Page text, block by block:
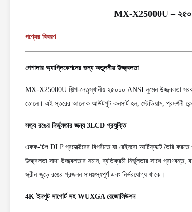
MX-X25000U – ২৫০০০
পণ্যের বিবরণ
পেশাদার অ্যাপ্লিকেশনের জন্য অতুলনীয় উজ্জ্বলতা
MX-X25000U শিল্প-নেতৃস্থানীয় ২৫০০০ ANSI লুমেন উজ্জ্বলতা
তোলে। এই স্তরের আলোক আউটপুট কনসার্ট হল, স্টেডিয়াম, প্রদর্শনী
সত্য রঙের নির্ভুলতার জন্য 3LCD প্রযুক্তি
একক-চিপ DLP প্রজেক্টরের বিপরীতে যা রেইনবো আর্টিফ্যাক্ট তৈরি
উজ্জ্বলতা সাদা উজ্জ্বলতার সমান, ব্যতিক্রমী নির্ভুলতার সাথে প্রাণবন্ত,
স্ক্রীন জুড়ে রঙের প্রজনন সামঞ্জস্যপূর্ণ এবং নির্ভরযোগ্য থাকে।
4K ইনপুট সাপোর্ট সহ WUXGA রেজোলিউশন